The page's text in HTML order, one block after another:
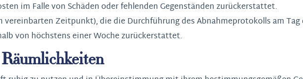
im Falle von Schäden oder fehlenden Gegenständen zurückerstattet.
vereinbarten Zeitpunkt), die die Durchführung des Abnahmeprotokolls am Tag
von höchstens einer Woche zurückerstattet.